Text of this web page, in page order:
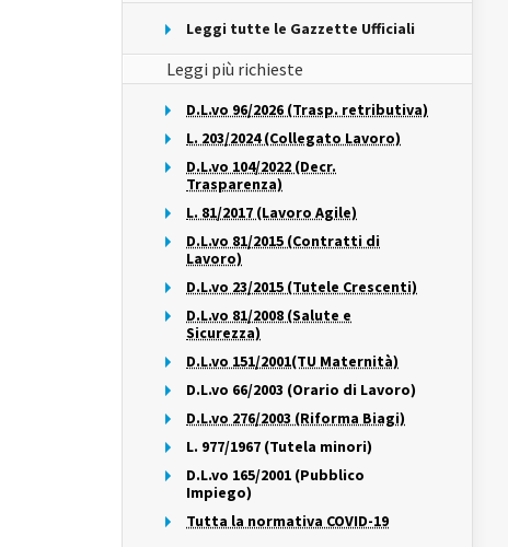
Leggi tutte le Gazzette Ufficiali
Leggi più richieste
D.L.vo 96/2026 (Trasp. retributiva)
L. 203/2024 (Collegato Lavoro)
D.L.vo 104/2022 (Decr.
Trasparenza)
L. 81/2017 (Lavoro Agile)
D.L.vo 81/2015 (Contratti di
Lavoro)
D.L.vo 23/2015 (Tutele Crescenti)
D.L.vo 81/2008 (Salute e
Sicurezza)
D.L.vo 151/2001(TU Maternità)
D.L.vo 66/2003 (Orario di Lavoro)
D.L.vo 276/2003 (Riforma Biagi)
L. 977/1967 (Tutela minori)
D.L.vo 165/2001 (Pubblico
Impiego)
Tutta la normativa COVID-19